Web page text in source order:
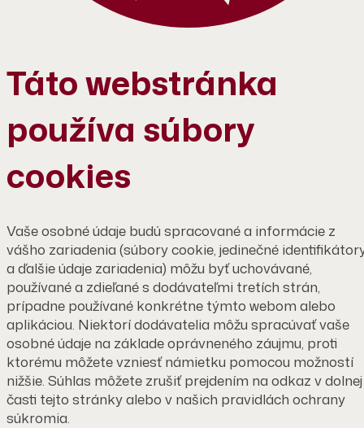
Táto webstránka
používa súbory
cookies
Vaše osobné údaje budú spracované a informácie z
vášho zariadenia (súbory cookie, jedinečné
a ďalšie údaje zariadenia) môžu byť uchovávané,
používané a zdieľané s dodávateľmi tretích strán,
prípadne používané konkrétne týmto webom alebo
aplikáciou. Niektorí dodávatelia môžu spracúvať vaše
osobné údaje na základe oprávneného záujmu, proti
ktorému môžete vzniesť námietku pomocou možností
nižšie. Súhlas môžete zrušiť prejdením na odkaz v dolnej
časti tejto stránky alebo v našich pravidlách ochrany
súkromia.